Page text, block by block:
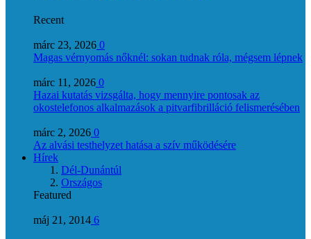
Recent
márc 23, 2026 0
Magas vérnyomás nőknél: sokan tudnak róla, mégsem lépnek
márc 11, 2026 0
Hazai kutatás vizsgálta, hogy mennyire pontosak az
okostelefonos alkalmazások a pitvarfibrilláció felismerésében
márc 2, 2026 0
Az alvási testhelyzet hatása a szív működésére
Hírek
Dél-Dunántúl
Országos
Featured
máj 21, 2014 6